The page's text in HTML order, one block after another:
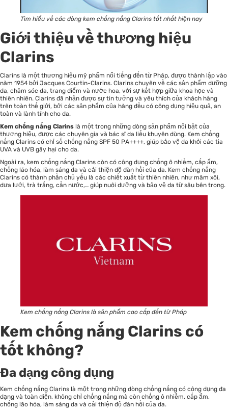
Tìm hiểu về các dòng kem chống nắng Clarins tốt nhất hiện nay
Giới thiệu về thương hiệu
Clarins
Clarins là một thương hiệu mỹ phẩm nổi tiếng đến từ Pháp, được thành lập vào
năm 1954 bởi Jacques Courtin-Clarins. Clarins chuyên về các sản phẩm dưỡng
da, chăm sóc da, trang điểm và nước hoa, với sự kết hợp giữa khoa học và
thiên nhiên. Clarins đã nhận được sự tin tưởng và yêu thích của khách hàng
trên toàn thế giới, bởi các sản phẩm của hãng đều có công dụng hiệu quả, an
toàn và lành tính cho da.
Kem chống nắng Clarins là một trong những dòng sản phẩm nổi bật của
thương hiệu, được các chuyên gia và bác sĩ da liễu khuyên dùng. Kem chống
nắng Clarins có chỉ số chống nắng SPF 50 PA++++, giúp bảo vệ da khỏi các tia
UVA và UVB gây hại cho da.
Ngoài ra, kem chống nắng Clarins còn có công dụng chống ô nhiễm, cấp ẩm,
chống lão hóa, làm sáng da và cải thiện độ đàn hồi của da. Kem chống nắng
Clarins có thành phần chủ yếu là các chiết xuất từ thiên nhiên, như mâm xôi,
dưa lưới, trà trắng, cần nước,… giúp nuôi dưỡng và bảo vệ da từ sâu bên trong.
Kem chống nắng Clarins là sản phẩm cao cấp đến từ Pháp
Kem chống nắng Clarins có
tốt không?
Đa dạng công dụng
Kem chống nắng Clarins là một trong những dòng chống nắng có công dụng đa
dạng và toàn diện, không chỉ chống nắng mà còn chống ô nhiễm, cấp ẩm,
chống lão hóa, làm sáng da và cải thiện độ đàn hồi của da.